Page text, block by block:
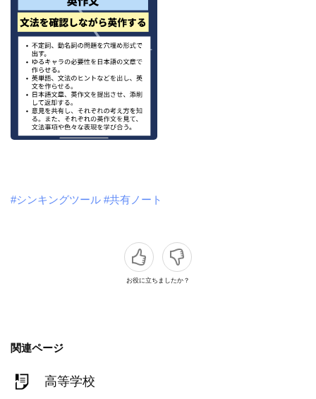
#シンキングツール #共有ノート
お役に立ちましたか？
関連ページ
高等学校